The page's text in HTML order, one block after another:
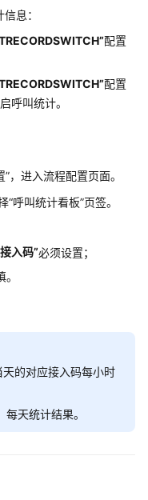
息：
配置
配置
呼叫统计。
”，进入流程配置页面。
“呼叫统计看板”页签。
入码”必须设置；
的对应接入码每小时
天统计结果。